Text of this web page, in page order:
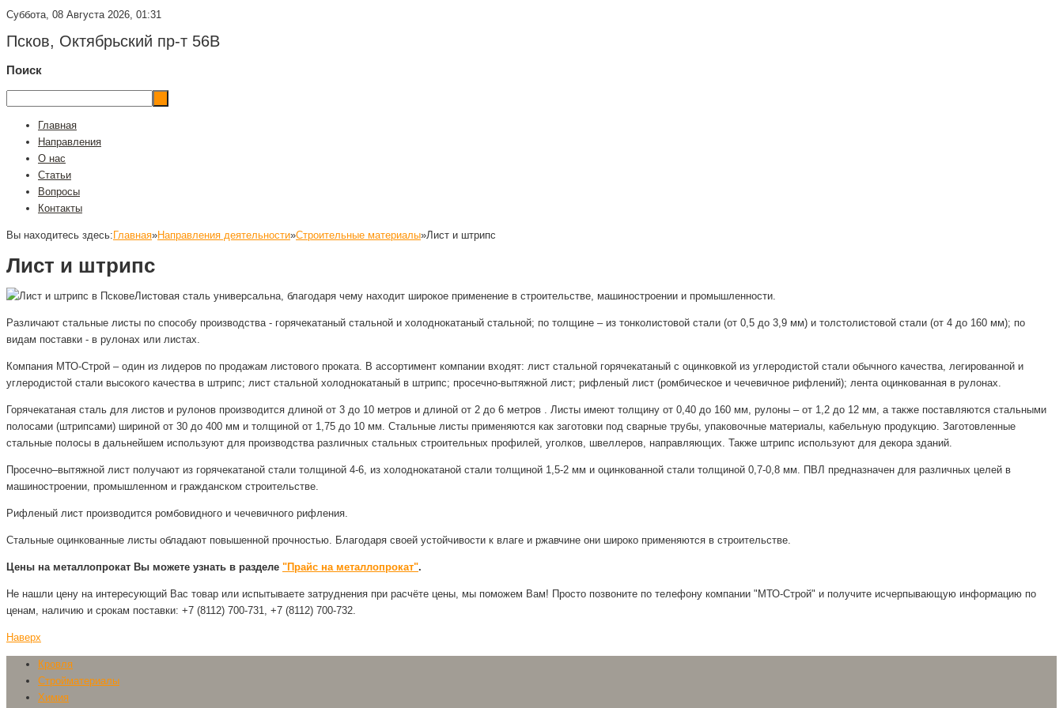
Суббота, 08 Августа 2026, 01:31
Псков, Октябрьский пр-т 56В
Поиск
Главная
Направления
О нас
Статьи
Вопросы
Контакты
Вы находитесь здесь: Главная»Направления деятельности»Строительные материалы»Лист и штрипс
Лист и штрипс
Листовая сталь универсальна, благодаря чему находит широкое применение в строительстве, машиностроении и промышленности.
Различают стальные листы по способу производства - горячекатаный стальной и холоднокатаный стальной; по толщине – из тонколистовой стали (от 0,5 до 3,9 мм) и толстолистовой стали (от 4 до 160 мм); по
видам поставки - в рулонах или листах.
Компания МТО-Строй – один из лидеров по продажам листового проката. В ассортимент компании входят: лист стальной горячекатаный с оцинковкой из углеродистой стали обычного качества, легированной и
углеродистой стали высокого качества в штрипс; лист стальной холоднокатаный в штрипс; просечно-вытяжной лист; рифленый лист (ромбическое и чечевичное рифлений); лента оцинкованная в рулонах.
Горячекатаная сталь для листов и рулонов производится длиной от 3 до 10 метров и длиной от 2 до 6 метров . Листы имеют толщину от 0,40 до 160 мм, рулоны – от 1,2 до 12 мм, а также поставляются стальными
полосами (штрипсами) шириной от 30 до 400 мм и толщиной от 1,75 до 10 мм. Стальные листы применяются как заготовки под сварные трубы, упаковочные материалы, кабельную продукцию. Заготовленные
стальные полосы в дальнейшем используют для производства различных стальных строительных профилей, уголков, швеллеров, направляющих. Также штрипс используют для декора зданий.
Просечно–вытяжной лист получают из горячекатаной стали толщиной 4-6, из холоднокатаной стали толщиной 1,5-2 мм и оцинкованной стали толщиной 0,7-0,8 мм. ПВЛ предназначен для различных целей в
машиностроении, промышленном и гражданском строительстве.
Рифленый лист производится ромбовидного и чечевичного рифления.
Стальные оцинкованные листы обладают повышенной прочностью. Благодаря своей устойчивости к влаге и ржавчине они широко применяются в строительстве.
Цены на металлопрокат Вы можете узнать в разделе "Прайс на металлопрокат".
Не нашли цену на интересующий Вас товар или испытываете затруднения при расчёте цены, мы поможем Вам! Просто позвоните по телефону компании "МТО-Строй" и получите исчерпывающую информацию по
ценам, наличию и срокам поставки: +7 (8112) 700-731, +7 (8112) 700-732.
Наверх
Кровля
Стройматериалы
Химия